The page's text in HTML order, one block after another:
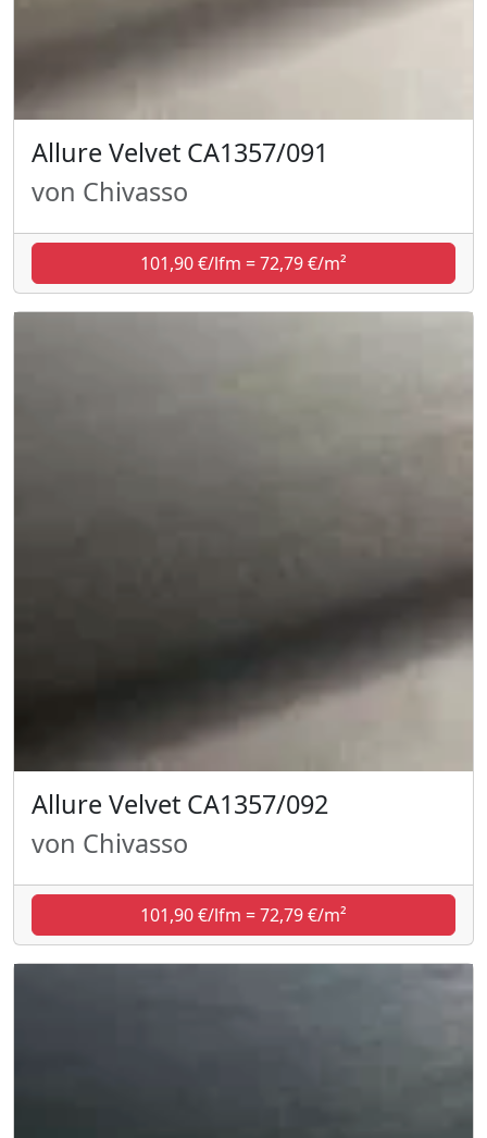
Allure Velvet CA1357/091
von Chivasso
101,90 €/lfm = 72,79 €/m²
Allure Velvet CA1357/092
von Chivasso
101,90 €/lfm = 72,79 €/m²